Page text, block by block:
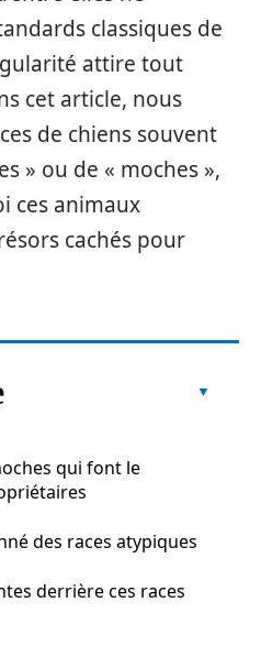
classiques de
attire tout
cet article, nous
de chiens souvent
» ou de « moches »,
ces animaux
cachés pour
qui font le
des races atypiques
derrière ces races